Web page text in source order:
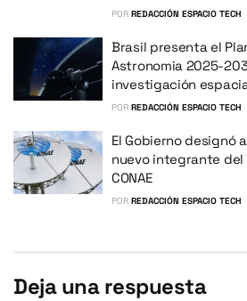
POR REDACCIÓN ESPACIO TECH
Brasil presenta el
Astronomia 2025-
investigación
POR REDACCIÓN ESPACIO TECH
El Gobierno designó
nuevo integrante
CONAE
POR REDACCIÓN ESPACIO TECH
Deja una respuesta